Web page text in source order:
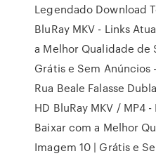
Legendado Download
BluRay MKV - Links
a Melhor Qualidade de
Grátis e Sem Anúncios
Rua Beale Falasse
HD BluRay MKV / MP4
Baixar com a Melhor
Imagem 10 | Grátis e